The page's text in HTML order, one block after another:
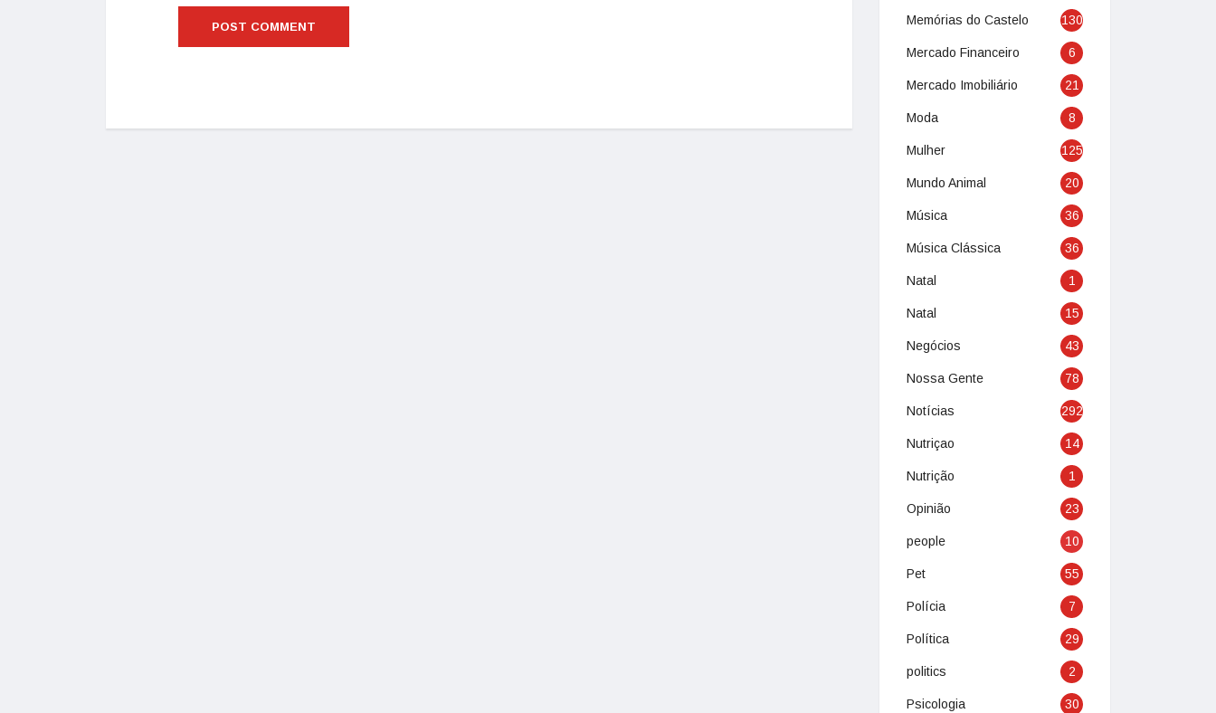
Memórias do Castelo 130
Mercado Financeiro 6
Mercado Imobiliário 21
Moda 8
Mulher 125
Mundo Animal 20
Música 36
Música Clássica 36
Natal 1
Natal 15
Negócios 43
Nossa Gente 78
Notícias 292
Nutriçao 14
Nutrição 1
Opinião 23
people 10
Pet 55
Polícia 7
Política 29
politics 2
Psicologia 30